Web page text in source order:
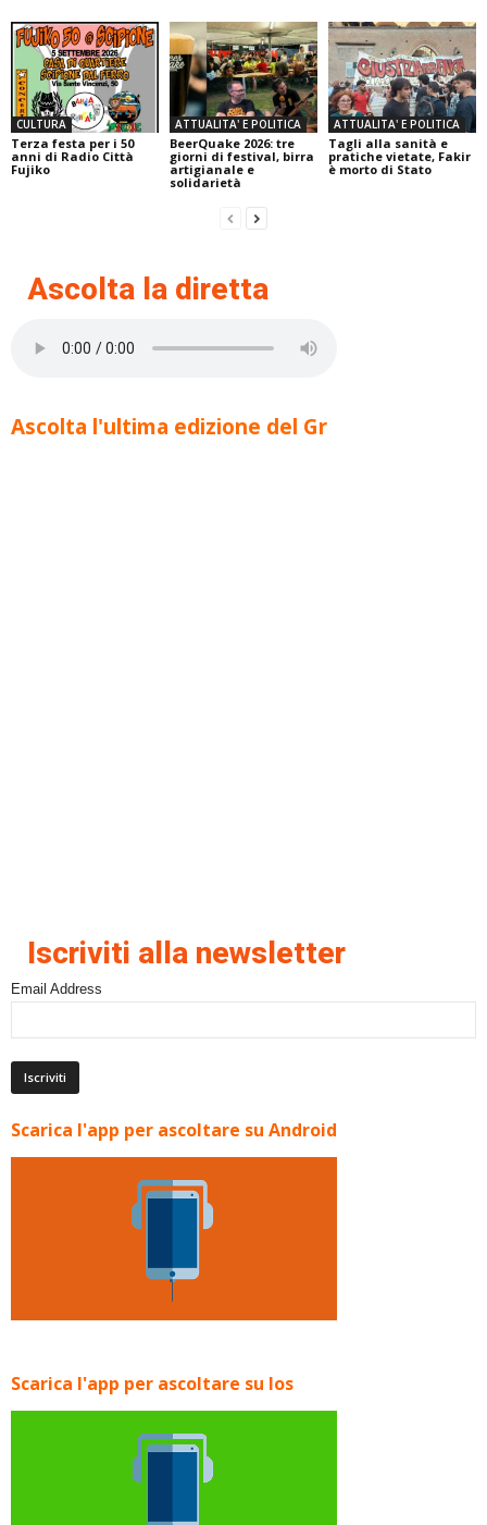
CULTURA
Terza festa per i 50
anni di Radio Città
Fujiko
ATTUALITA' E POLITICA
BeerQuake 2026: tre
giorni di festival, birra
artigianale e
solidarietà
ATTUALITA' E POLITICA
Tagli alla sanità e
pratiche vietate, Fakir
è morto di Stato
Ascolta la diretta
Ascolta l'ultima edizione del Gr
Iscriviti alla newsletter
Email Address
Scarica l'app per ascoltare su Android
Scarica l'app per ascoltare su Ios